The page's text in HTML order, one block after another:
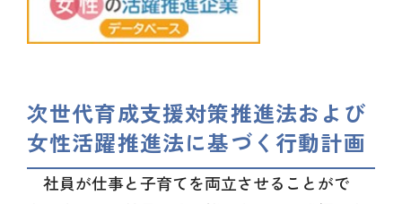
次世代育成支援対策推進法および
女性活躍推進法に基づく行動計画
社員が仕事と子育てを両立させることがで